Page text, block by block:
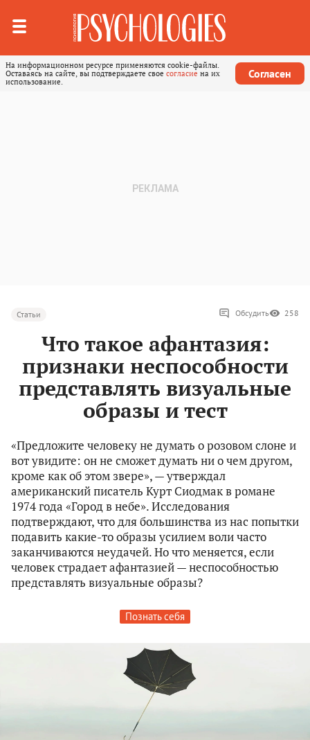
На информационном ресурсе применяются cookie-файлы.
Оставаясь на сайте, вы подтверждаете свое согласие на их
использование.
Согласен
Статьи Обсудить 258
Что такое афантазия:
признаки неспособности
представлять визуальные
образы и тест
«Предложите человеку не думать о розовом слоне и
вот увидите: он не сможет думать ни о чем другом,
кроме как об этом звере», — утверждал
американский писатель Курт Сиодмак в романе
1974 года «Город в небе». Исследования
подтверждают, что для большинства из нас попытки
подавить какие-то образы усилием воли часто
заканчиваются неудачей. Но что меняется, если
человек страдает афантазией — неспособностью
представлять визуальные образы?
Познать себя